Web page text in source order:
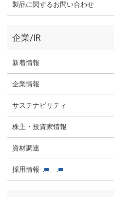
製品に関するお問い合わせ
企業/IR
新着情報
企業情報
サステナビリティ
株主・投資家情報
資材調達
採用情報